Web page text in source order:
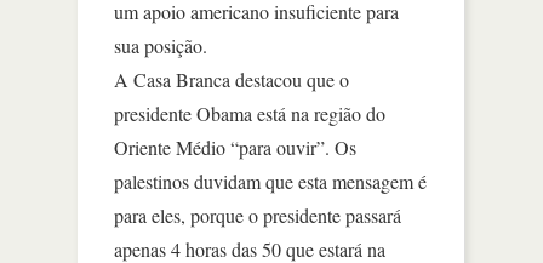
um apoio americano insuficiente para
sua posição.
A Casa Branca destacou que o
presidente Obama está na região do
Oriente Médio “para ouvir”. Os
palestinos duvidam que esta mensagem é
para eles, porque o presidente passará
apenas 4 horas das 50 que estará na